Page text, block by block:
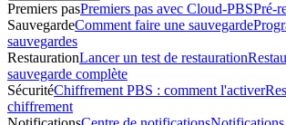
Premiers pasPremiers pas avec Cloud-PBSPré-
SauvegardeComment faire une sauvegarde
sauvegardes
RestaurationLancer un test de restauration
sauvegarde complète
SécuritéChiffrement PBS : comment l'activer
chiffrement